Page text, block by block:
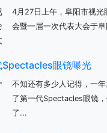
4月27日上午，阜阳市视光
会暨一届一次代表大会于
Spectacles眼镜曝光
不知还有多少人记得，一
了第一代Spectacles眼镜
了...